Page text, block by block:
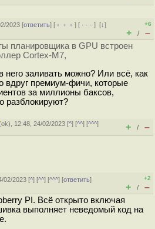
2023 [ответить] [ ﹢﹢﹢] [ · · ·][↓]
+6
+ / –
планировщика в GPU встроен
Cortex-M7,
заливать можно? Или всё, как
вдруг премиум-фичи, которые
за миллионы баксов,
разблокируют?
ok), 12:48, 24/02/2023 [^] [^^] [^^^]
+ / –
02/2023 [^] [^^] [^^^] [ответить]
+2
+ / –
PI. Всё открыто включая
выполняет неведомый код на